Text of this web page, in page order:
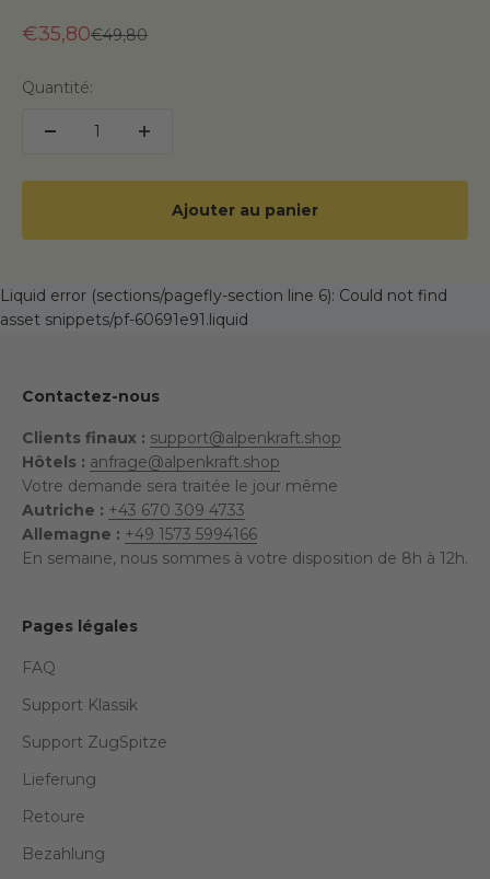
€35,80Prix normal
€49,80
Quantité:
Ajouter au panier
Liquid error (sections/pagefly-section line 6): Could not find
asset snippets/pf-60691e91.liquid
Contactez-nous
Clients finaux : support@alpenkraft.shop
Hôtels : anfrage@alpenkraft.shop
Votre demande sera traitée le jour même
Autriche : +43 670 309 4733
Allemagne : +49 1573 5994166
En semaine, nous sommes à votre disposition de 8h à 12h.
Pages légales
FAQ
Support Klassik
Support ZugSpitze
Lieferung
Retoure
Bezahlung